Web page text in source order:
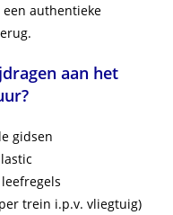
authentieke
aan het
gidsen
trein i.p.v. vliegtuig)